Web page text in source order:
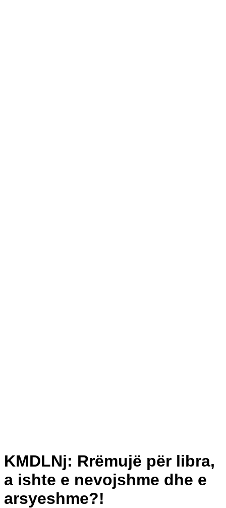
KMDLNj: Rrëmujë për libra,
a ishte e nevojshme dhe e
arsyeshme?!